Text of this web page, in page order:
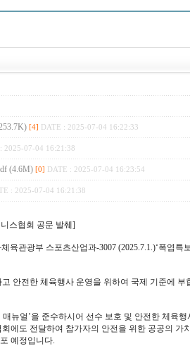
[4] DATE : 2025-07-04 16:22:33
2025-07-04 16:21:38
(4.6M) [0] DATE : 2025-07-04 16:23:54
: 2025-07-04 16:21:38
스협회 공문 발췌]
육관광부 스포츠산업과-3007 (2025.7.1.)‘폭염특
안전한 체육행사 운영을 위하여 국제 기준에 부
뉴얼’을 준수하시어 선수 보호 및 안전한 체육
에도 전달하여 참가자의 안전을 위한 공공의 가
예정입니다.